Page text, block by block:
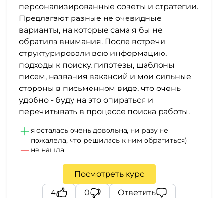
персонализированные советы и стратегии.
Предлагают разные не очевидные
варианты, на которые сама я бы не
обратила внимания. После встречи
структурировали всю информацию,
подходы к поиску, гипотезы, шаблоны
писем, названия вакансий и мои сильные
стороны в письменном виде, что очень
удобно - буду на это опираться и
перечитывать в процессе поиска работы.
я осталась очень довольна, ни разу не
пожалела, что решилась к ним обратиться)
не нашла
Посмотреть курс
4
0 Ответить